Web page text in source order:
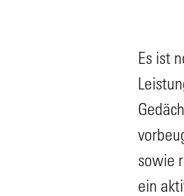
Es ist
sowie
ein